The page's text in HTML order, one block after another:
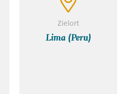
Zielort
Lima (Peru)